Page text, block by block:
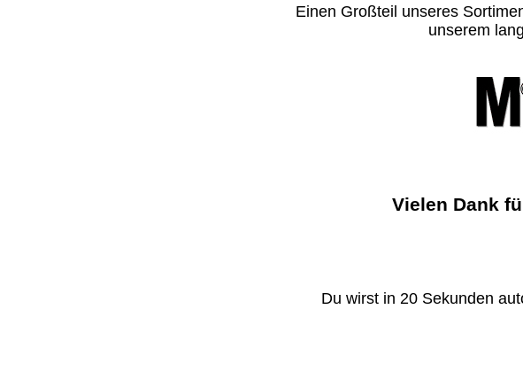
Einen Großteil unseres
unserem
Vielen Dank
Du wirst in 20 Sekunden